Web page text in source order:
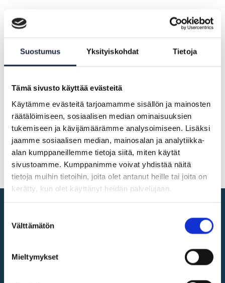
Suostumus Yksityiskohdat Tietoja
Tämä sivusto käyttää evästeitä
Käytämme evästeitä tarjoamamme sisällön ja mainosten
räätälöimiseen, sosiaalisen median ominaisuuksien
tukemiseen ja kävijämäärämme analysoimiseen. Lisäksi
jaamme sosiaalisen median, mainosalan ja analytiikka-
alan kumppaneillemme tietoja siitä, miten käytät
sivustoamme. Kumppanimme voivat yhdistää näitä
tietoja muihin tietoihin, joita olet antanut heille tai joita on
kerätty, kun olet käyttänyt heidän palvelujaan.
valinta
Välttämätön
Mieltymykset
NEWS | 06.05.2024
Newsletter from March to April
2024
Newsletter only in Finnish
Digital single market